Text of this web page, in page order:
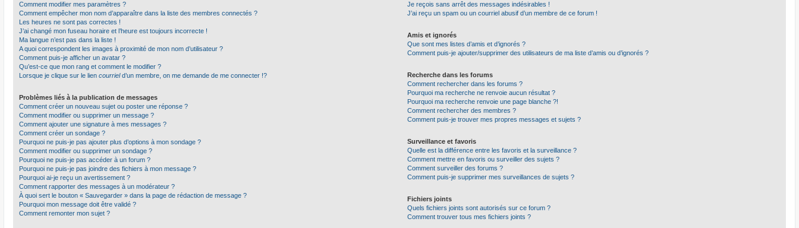
Comment modifier mes paramètres ?
Comment empêcher mon nom d’apparaître dans la liste des membres connectés ?
Les heures ne sont pas correctes !
J’ai changé mon fuseau horaire et l’heure est toujours incorrecte !
Ma langue n’est pas dans la liste !
A quoi correspondent les images à proximité de mon nom d’utilisateur ?
Comment puis-je afficher un avatar ?
Qu’est-ce que mon rang et comment le modifier ?
Lorsque je clique sur le lien courrield’un membre, on me demande de me connecter !?
Problèmes liés à la publication de messages
Comment créer un nouveau sujet ou poster une réponse ?
Comment modifier ou supprimer un message ?
Comment ajouter une signature à mes messages ?
Comment créer un sondage ?
Pourquoi ne puis-je pas ajouter plus d’options à mon sondage ?
Comment modifier ou supprimer un sondage ?
Pourquoi ne puis-je pas accéder à un forum ?
Pourquoi ne puis-je pas joindre des fichiers à mon message ?
Pourquoi ai-je reçu un avertissement ?
Comment rapporter des messages à un modérateur ?
À quoi sert le bouton « Sauvegarder » dans la page de rédaction de message ?
Pourquoi mon message doit être validé ?
Comment remonter mon sujet ?
Je reçois sans arrêt des messages indésirables !
J’ai reçu un spam ou un courriel abusif d’un membre de ce forum !
Amis et ignorés
Que sont mes listes d’amis et d’ignorés ?
Comment puis-je ajouter/supprimer des utilisateurs de ma liste d’amis ou d’ignorés ?
Recherche dans les forums
Comment rechercher dans les forums ?
Pourquoi ma recherche ne renvoie aucun résultat ?
Pourquoi ma recherche renvoie une page blanche ?!
Comment rechercher des membres ?
Comment puis-je trouver mes propres messages et sujets ?
Surveillance et favoris
Quelle est la différence entre les favoris et la surveillance ?
Comment mettre en favoris ou surveiller des sujets ?
Comment surveiller des forums ?
Comment puis-je supprimer mes surveillances de sujets ?
Fichiers joints
Quels fichiers joints sont autorisés sur ce forum ?
Comment trouver tous mes fichiers joints ?